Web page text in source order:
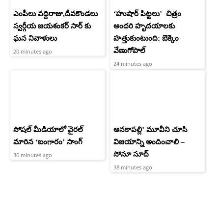
ఎంపీలు వద్దిరాజు,దీవకొండలు
స్వర్గీయ జయశంకర్ సార్ కు
ఘన నివాళులు
20 minutes ago
‘హుషార్‌ పిట్టలు’ చిత్రం
అందరి హృదయాలకు
హత్తుకుంటుంది: బెక్కెం
వేణుగోపాల్‌
24 minutes ago
సోషల్ మీడియాలో వైరల్
మారిన ‘బంగారం’ సాంగ్
36 minutes ago
అనకాపల్లి’ మూవీని చూసి
విజయాన్ని అందించాలి –
సోనూ సూద్
38 minutes ago